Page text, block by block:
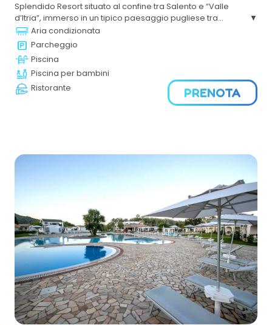
Splendido Resort situato al confine tra Salento e “Valle
d’Itria”, immerso in un tipico paesaggio pugliese tra
muretti a secco, eleganti e curati giardini e costruzioni
tipicamente mediterranee. Il mare incontaminato, il
divertimento, l’eleganza e il benessere offrono all’Ospite
la possibilità di vivere un soggiorno indimenticabile.
Aria condizionata
Parcheggio
Piscina
Piscina per bambini
Ristorante
PRENOTA